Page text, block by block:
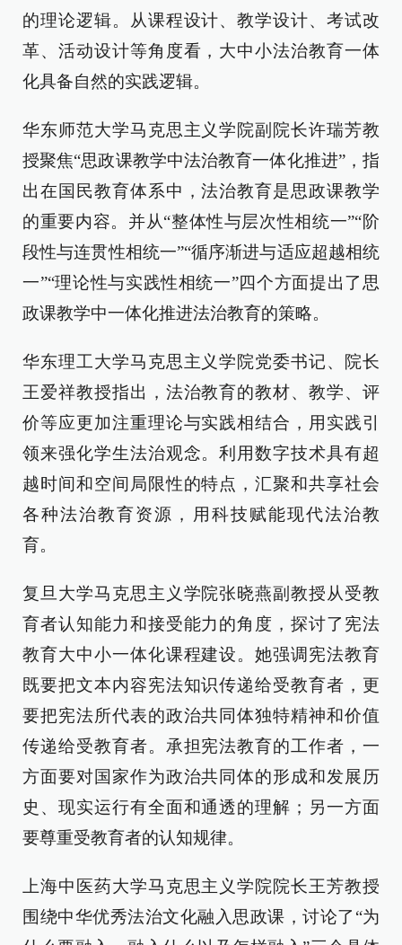
的理论逻辑。从课程设计、教学设计、考试改
革、活动设计等角度看，大中小法治教育一体
化具备自然的实践逻辑。
华东师范大学马克思主义学院副院长许瑞芳教
授聚焦“思政课教学中法治教育一体化推进”，指
出在国民教育体系中，法治教育是思政课教学
的重要内容。并从“整体性与层次性相统一”“阶
段性与连贯性相统一”“循序渐进与适应超越相统
一”“理论性与实践性相统一”四个方面提出了思
政课教学中一体化推进法治教育的策略。
华东理工大学马克思主义学院党委书记、院长
王爱祥教授指出，法治教育的教材、教学、评
价等应更加注重理论与实践相结合，用实践引
领来强化学生法治观念。利用数字技术具有超
越时间和空间局限性的特点，汇聚和共享社会
各种法治教育资源，用科技赋能现代法治教
育。
复旦大学马克思主义学院张晓燕副教授从受教
育者认知能力和接受能力的角度，探讨了宪法
教育大中小一体化课程建设。她强调宪法教育
既要把文本内容宪法知识传递给受教育者，更
要把宪法所代表的政治共同体独特精神和价值
传递给受教育者。承担宪法教育的工作者，一
方面要对国家作为政治共同体的形成和发展历
史、现实运行有全面和通透的理解；另一方面
要尊重受教育者的认知规律。
上海中医药大学马克思主义学院院长王芳教授
围绕中华优秀法治文化融入思政课，讨论了“为